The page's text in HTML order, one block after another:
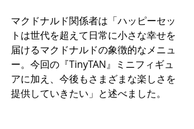
マクドナルド関係者は「ハッピーセッ
トは世代を超えて日常に小さな幸せを
届けるマクドナルドの象徴的なメニュ
ー。今回の『TinyTAN』ミニフィギュ
アに加え、今後もさまざまな楽しさを
提供していきたい」と述べました。